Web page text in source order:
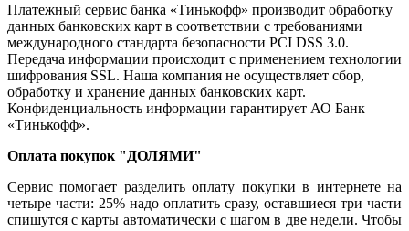
Платежный сервис банка «Тинькофф» производит обработку
данных банковских карт в соответствии с требованиями
международного стандарта безопасности PCI DSS 3.0.
Передача информации происходит с применением технологии
шифрования SSL. Наша компания не осуществляет сбор,
обработку и хранение данных банковских карт.
Конфиденциальность информации гарантирует АО Банк
«Тинькофф».
Оплата покупок "ДОЛЯМИ"
Сервис помогает разделить оплату покупки в интернете на
четыре части: 25% надо оплатить сразу, оставшиеся три части
спишутся с карты автоматически с шагом в две недели. Чтобы